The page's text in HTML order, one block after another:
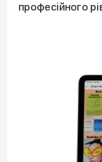
професійного